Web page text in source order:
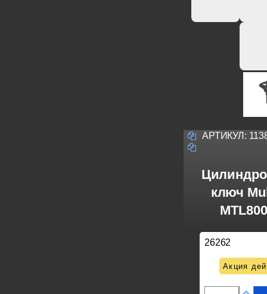
АРТИКУЛ:
ключ
26262
Акция